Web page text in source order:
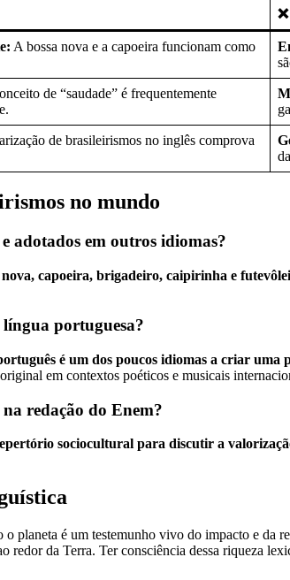
A bossa nova e a capoeira funcionam como
de “saudade” é frequentemente
de brasileirismos no inglês comprova
no mundo
adotados em outros idiomas?
nova, capoeira, brigadeiro, caipirinha e futevôlei
língua portuguesa?
é um dos poucos idiomas a criar uma
em contextos poéticos e musicais
redação do Enem?
sociocultural para discutir a
planeta é um testemunho vivo do impacto e
da Terra. Ter consciência dessa riqueza